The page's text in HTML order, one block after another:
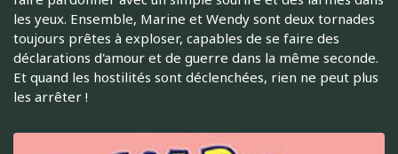
les yeux. Ensemble, Marine et Wendy sont deux tornades
toujours prêtes à exploser, capables de se faire des
déclarations d'amour et de guerre dans la même seconde.
Et quand les hostilités sont déclenchées, rien ne peut plus
les arrêter !